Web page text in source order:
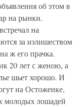
об этом в
на рынки.
на
за излишеством
ж его прачка.
20 лет с женою, а
шьет хорошо. И
на Остоженке,
лошадей